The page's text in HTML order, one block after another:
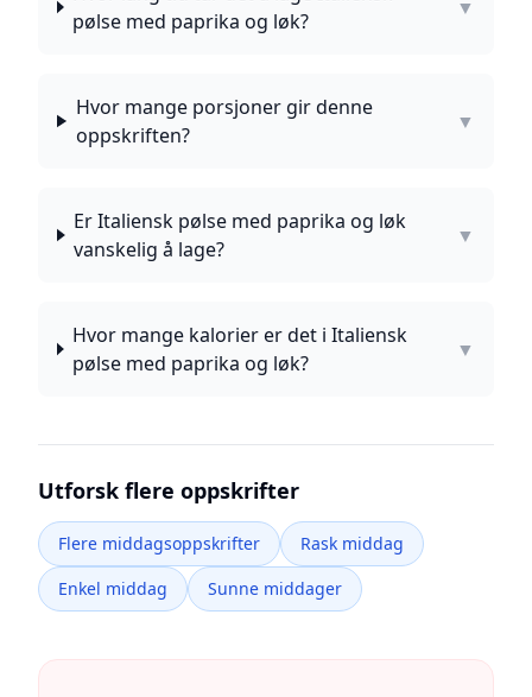
pølse med paprika og løk?
▼
Hvor mange porsjoner gir denne
oppskriften?
▼
Er Italiensk pølse med paprika og løk
vanskelig å lage?
▼
Hvor mange kalorier er det i Italiensk
pølse med paprika og løk?
▼
Utforsk flere oppskrifter
Flere middagsoppskrifter
Rask middag
Enkel middag
Sunne middager